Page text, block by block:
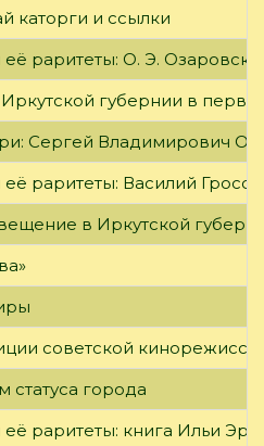
каторги и ссылки
раритеты: О. Э.
губернии в
Сергей Владимирович
её раритеты: Василий
в Иркутской
советской
статуса города
раритеты: книга Ильи